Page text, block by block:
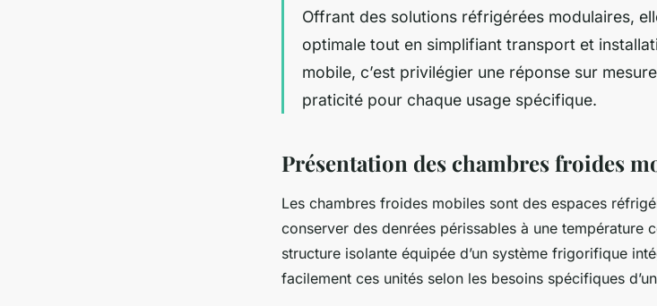
Offrant des solutions réfrigérées modulaires,
optimale tout en simplifiant transport et
mobile, c’est privilégier une réponse sur
praticité pour chaque usage spécifique.
Présentation des chambres froides
Les chambres froides mobiles sont des espaces
conserver des denrées périssables à une température
structure isolante équipée d’un système frigorifique
facilement ces unités selon les besoins spécifiques